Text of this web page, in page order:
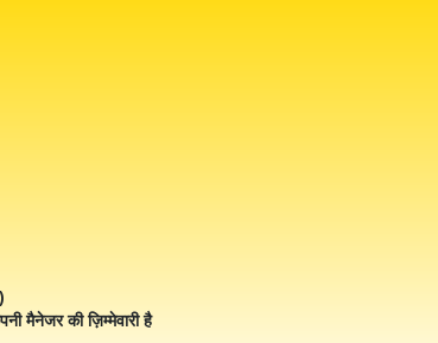
मैनेजर की ज़िम्मेवारी है